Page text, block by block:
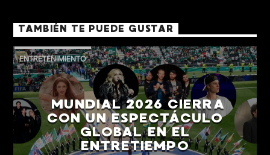
TAMBIÉN TE PUEDE GUSTAR
ENTRETENIMIENTO
MUNDIAL 2026 CIERRA
CON UN ESPECTÁCULO
GLOBAL EN EL
ENTRETIEMPO